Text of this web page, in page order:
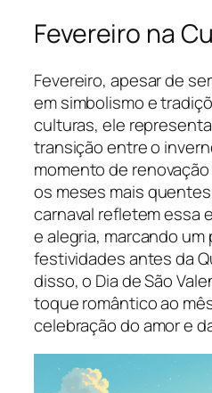
Fevereiro na
Fevereiro, apesar de
em simbolismo e
culturas, ele
transição entre o
momento de
os meses mais
carnaval refletem essa
e alegria, marcando um
festividades antes da
disso, o Dia de São
toque romântico ao
celebração do amor e